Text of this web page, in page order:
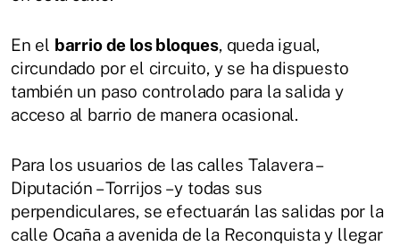
En el barrio de los bloques, queda igual,
circundado por el circuito, y se ha dispuesto
también un paso controlado para la salida y
acceso al barrio de manera ocasional.
Para los usuarios de las calles Talavera –
Diputación – Torrijos – y todas sus
perpendiculares, se efectuarán las salidas por la
calle Ocaña a avenida de la Reconquista y llegar